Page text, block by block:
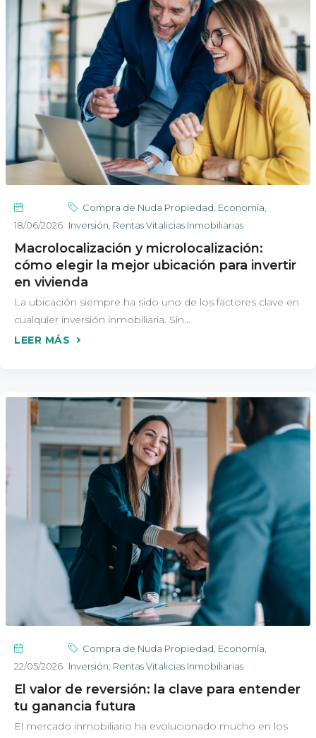
18/06/2026
Compra de Nuda Propiedad Economía
Inversión Rentas Vitalicias Inmobiliarias
Macrolocalización y microlocalización:
cómo elegir la mejor ubicación para invertir
en vivienda
La ubicación siempre ha sido uno de los factores clave en
cualquier inversión inmobiliaria. Sin...
22/05/2026
Compra de Nuda Propiedad Economía
Inversión Rentas Vitalicias Inmobiliarias
El valor de reversión: la clave para entender
tu ganancia futura
El mercado inmobiliario ha evolucionado mucho en los